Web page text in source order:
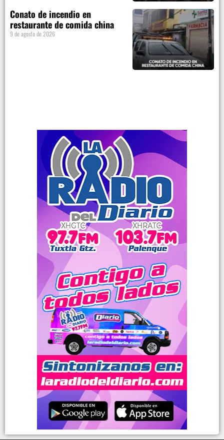
Conato de incendio en
restaurante de comida china
9 de agosto de 2026